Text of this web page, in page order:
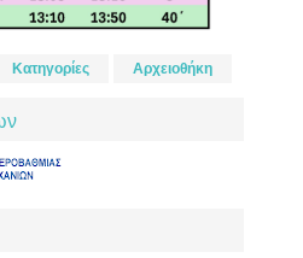
Κατηγορίες Αρχειοθήκη